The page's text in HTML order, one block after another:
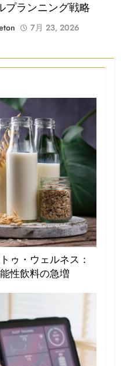
プランニング戦略
7月 23, 2026
ゥ・ウェルネス：
性飲料の急増